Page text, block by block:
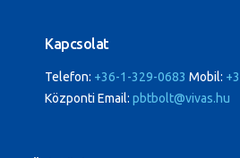
Kapcsolat
Telefon: +36-1-329-0683 Mobil:
Központi Email: pbtbolt@vivas.hu